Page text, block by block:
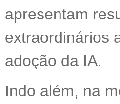
apresentam
extraordinários
adoção da IA.
Indo além, na